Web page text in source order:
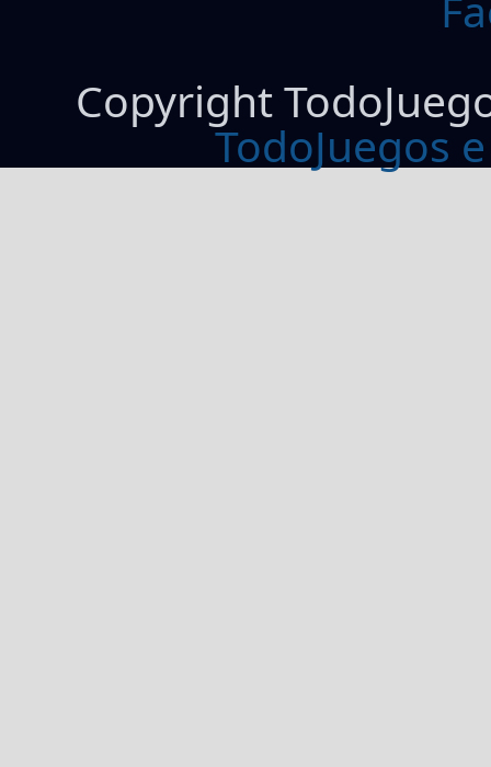
Copyright
TodoJuegos